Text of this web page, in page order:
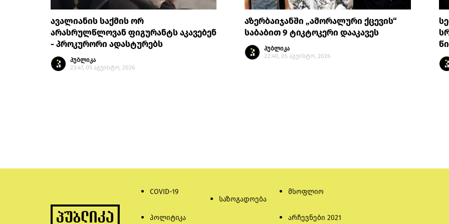
ავალიანის საქმის ორ
არასრულწლოვან ფიგურანტს აკავებენ
- პროკურორი ადასტურებს
პუბლიკა
23:47, 05 აგვისტო, 2026
აზერბაიჯანში „ამორალური ქცევის“
საბაბით 9 ტიკტოკერი დააკავეს
პუბლიკა
22:40, 05 აგვისტო, 2026
COVID-19
პოლიტიკა
საზოგადოება
მსოფლიო
არჩევნები 2021